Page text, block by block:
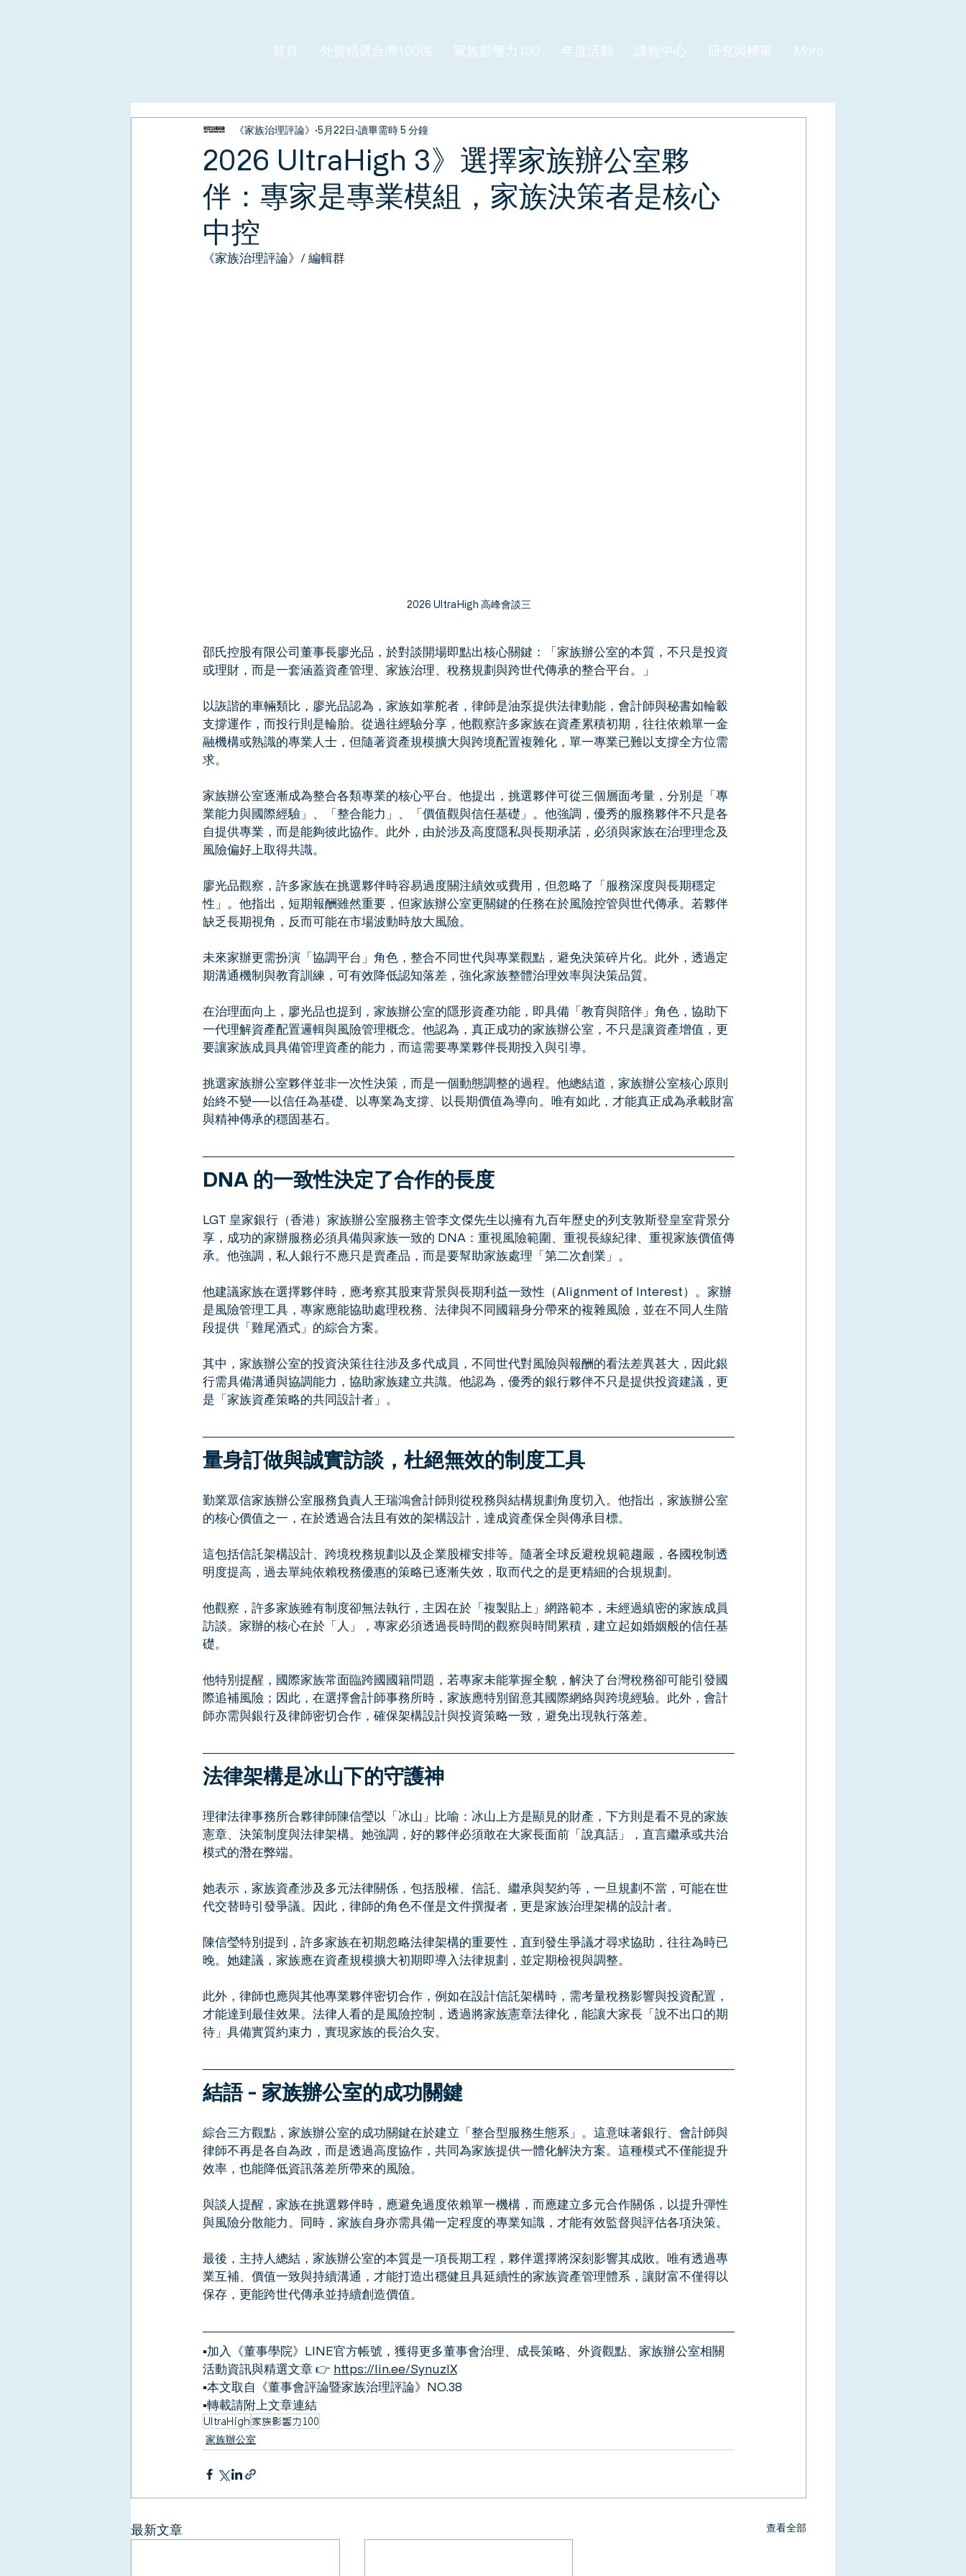
首頁 外資精選台灣100強 家族影響力100 年度活動 課程中心 研究與榜單 More
2026 UltraHigh 3》選擇家族辦公室夥
伴：專家是專業模組，家族決策者是核心
中控
《家族治理評論》 5月22日 讀畢需時 5 分鐘
《家族治理評論》/ 編輯群
2026 UltraHigh 高峰會談三
邵氏控股有限公司董事長廖光品，於對談開場即點出核心關鍵：「家族辦公室的本質，不只是投資
或理財，而是一套涵蓋資產管理、家族治理、稅務規劃與跨世代傳承的整合平台。」
以詼諧的車輛類比，廖光品認為，家族如掌舵者，律師是油泵提供法律動能，會計師與秘書如輪轂
支撐運作，而投行則是輪胎。從過往經驗分享，他觀察許多家族在資產累積初期，往往依賴單一金
融機構或熟識的專業人士，但隨著資產規模擴大與跨境配置複雜化，單一專業已難以支撐全方位需
求。
家族辦公室逐漸成為整合各類專業的核心平台。他提出，挑選夥伴可從三個層面考量，分別是「專
業能力與國際經驗」、「整合能力」、「價值觀與信任基礎」。他強調，優秀的服務夥伴不只是各
自提供專業，而是能夠彼此協作。此外，由於涉及高度隱私與長期承諾，必須與家族在治理理念及
風險偏好上取得共識。
廖光品觀察，許多家族在挑選夥伴時容易過度關注績效或費用，但忽略了「服務深度與長期穩定
性」。他指出，短期報酬雖然重要，但家族辦公室更關鍵的任務在於風險控管與世代傳承。若夥伴
缺乏長期視角，反而可能在市場波動時放大風險。
未來家辦更需扮演「協調平台」角色，整合不同世代與專業觀點，避免決策碎片化。此外，透過定
期溝通機制與教育訓練，可有效降低認知落差，強化家族整體治理效率與決策品質。
在治理面向上，廖光品也提到，家族辦公室的隱形資產功能，即具備「教育與陪伴」角色，協助下
一代理解資產配置邏輯與風險管理概念。他認為，真正成功的家族辦公室，不只是讓資產增值，更
要讓家族成員具備管理資產的能力，而這需要專業夥伴長期投入與引導。
挑選家族辦公室夥伴並非一次性決策，而是一個動態調整的過程。他總結道，家族辦公室核心原則
始終不變——以信任為基礎、以專業為支撐、以長期價值為導向。唯有如此，才能真正成為承載財富
與精神傳承的穩固基石。
DNA 的一致性決定了合作的長度
LGT 皇家銀行（香港）家族辦公室服務主管李文傑先生以擁有九百年歷史的列支敦斯登皇室背景分
享，成功的家辦服務必須具備與家族一致的 DNA：重視風險範圍、重視長線紀律、重視家族價值傳
承。他強調，私人銀行不應只是賣產品，而是要幫助家族處理「第二次創業」。
他建議家族在選擇夥伴時，應考察其股東背景與長期利益一致性（Alignment of Interest）。家辦
是風險管理工具，專家應能協助處理稅務、法律與不同國籍身分帶來的複雜風險，並在不同人生階
段提供「雞尾酒式」的綜合方案。
其中，家族辦公室的投資決策往往涉及多代成員，不同世代對風險與報酬的看法差異甚大，因此銀
行需具備溝通與協調能力，協助家族建立共識。他認為，優秀的銀行夥伴不只是提供投資建議，更
是「家族資產策略的共同設計者」。
量身訂做與誠實訪談，杜絕無效的制度工具
勤業眾信家族辦公室服務負責人王瑞鴻會計師則從稅務與結構規劃角度切入。他指出，家族辦公室
的核心價值之一，在於透過合法且有效的架構設計，達成資產保全與傳承目標。
這包括信託架構設計、跨境稅務規劃以及企業股權安排等。隨著全球反避稅規範趨嚴，各國稅制透
明度提高，過去單純依賴稅務優惠的策略已逐漸失效，取而代之的是更精細的合規規劃。
他觀察，許多家族雖有制度卻無法執行，主因在於「複製貼上」網路範本，未經過縝密的家族成員
訪談。家辦的核心在於「人」，專家必須透過長時間的觀察與時間累積，建立起如婚姻般的信任基
礎。
他特別提醒，國際家族常面臨跨國國籍問題，若專家未能掌握全貌，解決了台灣稅務卻可能引發國
際追補風險；因此，在選擇會計師事務所時，家族應特別留意其國際網絡與跨境經驗。此外，會計
師亦需與銀行及律師密切合作，確保架構設計與投資策略一致，避免出現執行落差。
法律架構是冰山下的守護神
理律法律事務所合夥律師陳信瑩以「冰山」比喻：冰山上方是顯見的財產，下方則是看不見的家族
憲章、決策制度與法律架構。她強調，好的夥伴必須敢在大家長面前「說真話」，直言繼承或共治
模式的潛在弊端。
她表示，家族資產涉及多元法律關係，包括股權、信託、繼承與契約等，一旦規劃不當，可能在世
代交替時引發爭議。因此，律師的角色不僅是文件撰擬者，更是家族治理架構的設計者。
陳信瑩特別提到，許多家族在初期忽略法律架構的重要性，直到發生爭議才尋求協助，往往為時已
晚。她建議，家族應在資產規模擴大初期即導入法律規劃，並定期檢視與調整。
此外，律師也應與其他專業夥伴密切合作，例如在設計信託架構時，需考量稅務影響與投資配置，
才能達到最佳效果。法律人看的是風險控制，透過將家族憲章法律化，能讓大家長「說不出口的期
待」具備實質約束力，實現家族的長治久安。
結語 - 家族辦公室的成功關鍵
綜合三方觀點，家族辦公室的成功關鍵在於建立「整合型服務生態系」。這意味著銀行、會計師與
律師不再是各自為政，而是透過高度協作，共同為家族提供一體化解決方案。這種模式不僅能提升
效率，也能降低資訊落差所帶來的風險。
與談人提醒，家族在挑選夥伴時，應避免過度依賴單一機構，而應建立多元合作關係，以提升彈性
與風險分散能力。同時，家族自身亦需具備一定程度的專業知識，才能有效監督與評估各項決策。
最後，主持人總結，家族辦公室的本質是一項長期工程，夥伴選擇將深刻影響其成敗。唯有透過專
業互補、價值一致與持續溝通，才能打造出穩健且具延續性的家族資產管理體系，讓財富不僅得以
保存，更能跨世代傳承並持續創造價值。
▪️加入《董事學院》LINE官方帳號，獲得更多董事會治理、成長策略、外資觀點、家族辦公室相關
活動資訊與精選文章 👉 https://lin.ee/SynuzIX
▪️本文取自《董事會評論暨家族治理評論》NO.38
▪️轉載請附上文章連結
UltraHigh 家族影響力100
家族辦公室
最新文章 查看全部